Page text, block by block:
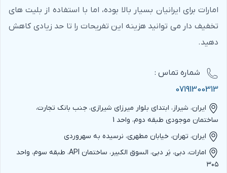
امارات برای ایرانیان بسیار بالا بوده، اما با استفاده از بلیت های
تخفیف دار می توانید هزینه این تفریحات را تا حد زیادی کاهش
دهید.
شماره‌ تماس :
07191300313
ایران، شیراز، ابتدای بلوار میرزای شیرازی، جنب بانک تجارت،
ساختمان موجودی طبقه دوم، واحد 1
ایران، تهران، خیابان مطهری، نرسیده به سهروردی
امارات، دبی، بَر دبی، السوق الکبیر، ساختمان API، طبقه سوم، واحد
۳۰۵